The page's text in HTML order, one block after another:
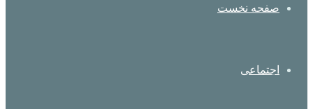
صفحه نخست
اجتماعی